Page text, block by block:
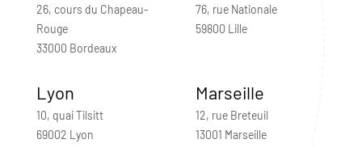
26, cours du Chapeau-
Rouge
33000 Bordeaux
76, rue Nationale
59800 Lille
Lyon
10, quai Tilsitt
69002 Lyon
Marseille
12, rue Breteuil
13001 Marseille